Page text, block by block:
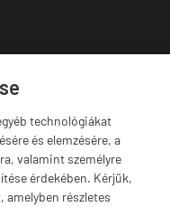
technológiákat
és elemzésére, a
valamint személyre
érdekében. Kérjük,
amelyben részletes